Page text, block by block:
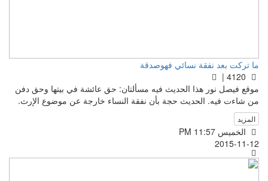
ما تركت بعد نفقة نسائي فهوصدقة
موقع فيصل نور هذا الحديث فيه مسألتان: حق عائشة في بيتها وحق دفن
من شاءت فيه. الحديث حجة بأن نفقة النساء خارجة عن موضوع الإرث.
المزيد
الخميس PM 11:57
2015-11-12